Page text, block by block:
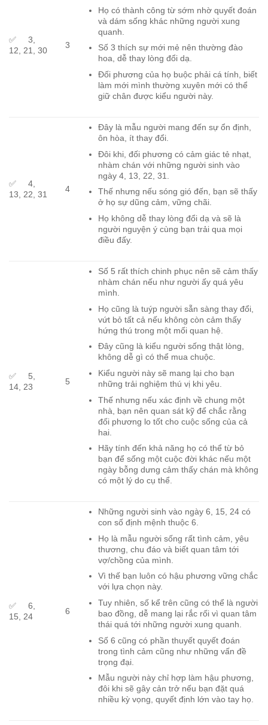
✅ 3,
12, 21, 30
3
Họ có thành công từ sớm nhờ quyết đoán
và dám sống khác những người xung
quanh.
Số 3 thích sự mới mẻ nên thường đào
hoa, dễ thay lòng đổi dạ.
Đối phương của họ buộc phải cá tính, biết
làm mới mình thường xuyên mới có thể
giữ chân được kiểu người này.
✅ 4,
13, 22, 31
4
Đây là mẫu người mang đến sự ổn định,
ôn hòa, ít thay đổi.
Đôi khi, đối phương có cảm giác tẻ nhạt,
nhàm chán với những người sinh vào
ngày 4, 13, 22, 31.
Thế nhưng nếu sóng gió đến, bạn sẽ thấy
ở họ sự dũng cảm, vững chãi.
Họ không dễ thay lòng đổi dạ và sẽ là
người nguyện ý cùng bạn trải qua mọi
điều đấy.
✅ 5,
14, 23
5
Số 5 rất thích chinh phục nên sẽ cảm thấy
nhàm chán nếu như người ấy quá yêu
mình.
Họ cũng là tuýp người sẵn sàng thay đổi,
vứt bỏ tất cả nếu không còn cảm thấy
hứng thú trong một mối quan hệ.
Đây cũng là kiểu người sống thật lòng,
không dễ gì có thể mua chuộc.
Kiểu người này sẽ mang lại cho bạn
những trải nghiệm thú vị khi yêu.
Thế nhưng nếu xác định về chung một
nhà, bạn nên quan sát kỹ để chắc rằng
đối phương lo tốt cho cuộc sống của cả
hai.
Hãy tính đến khả năng họ có thể từ bỏ
bạn để sống một cuộc đời khác nếu một
ngày bỗng dưng cảm thấy chán mà không
có một lý do cụ thể.
✅ 6,
15, 24
6
Những người sinh vào ngày 6, 15, 24 có
con số định mệnh thuộc 6.
Họ là mẫu người sống rất tình cảm, yêu
thương, chu đáo và biết quan tâm tới
vợ/chồng của mình.
Vì thế bạn luôn có hậu phương vững chắc
với lựa chọn này.
Tuy nhiên, số kể trên cũng có thể là người
bao đồng, dễ mang lại rắc rối vì quan tâm
thái quá tới những người xung quanh.
Số 6 cũng có phần thuyết quyết đoán
trong tình cảm cũng như những vấn đề
trọng đại.
Mẫu người này chỉ hợp làm hậu phương,
đôi khi sẽ gây cản trở nếu bạn đặt quá
nhiều kỳ vọng, quyết định lớn vào tay họ.